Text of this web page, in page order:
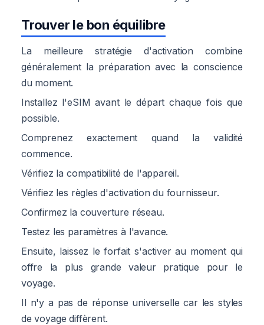
Trouver le bon équilibre
La meilleure stratégie d'activation combine
généralement la préparation avec la conscience
du moment.
Installez l'eSIM avant le départ chaque fois que
possible.
Comprenez exactement quand la validité
commence.
Vérifiez la compatibilité de l'appareil.
Vérifiez les règles d'activation du fournisseur.
Confirmez la couverture réseau.
Testez les paramètres à l'avance.
Ensuite, laissez le forfait s'activer au moment qui
offre la plus grande valeur pratique pour le
voyage.
Il n'y a pas de réponse universelle car les styles
de voyage diffèrent.